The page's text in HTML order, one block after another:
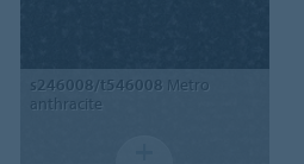
s246008/t546008 Metro
anthracite